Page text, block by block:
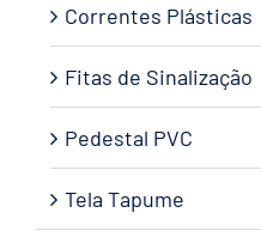
Correntes Plásticas
Fitas de Sinalização
Pedestal PVC
Tela Tapume